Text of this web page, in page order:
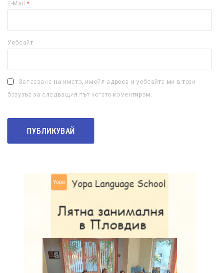
E-Mail*
Уебсайт
Запазване на името, имейл адреса и уебсайта ми в този
браузър за следващия път когато коментирам.